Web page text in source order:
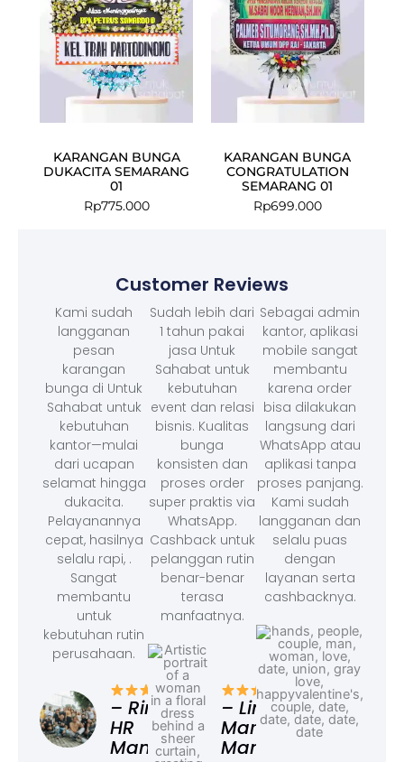
KARANGAN BUNGA
DUKACITA SEMARANG
01
Rp775.000
KARANGAN BUNGA
CONGRATULATION
SEMARANG 01
Rp699.000
Customer Reviews
Kami sudah
langganan
pesan
karangan
bunga di Untuk
Sahabat untuk
kebutuhan
kantor—mulai
dari ucapan
selamat hingga
dukacita.
Pelayanannya
cepat, hasilnya
selalu rapi, .
Sangat
membantu
untuk
kebutuhan rutin
perusahaan.
– Rina,
HR
Manager
Sudah lebih dari
1 tahun pakai
jasa Untuk
Sahabat untuk
kebutuhan
event dan relasi
bisnis. Kualitas
bunga
konsisten dan
proses order
super praktis via
WhatsApp.
Cashback untuk
pelanggan rutin
benar-benar
terasa
manfaatnya.
– Linda,
Marketing
Manager
Sebagai admin
kantor, aplikasi
mobile sangat
membantu
karena order
bisa dilakukan
langsung dari
WhatsApp atau
aplikasi tanpa
proses panjang.
Kami sudah
langganan dan
selalu puas
dengan
layanan serta
cashbacknya.